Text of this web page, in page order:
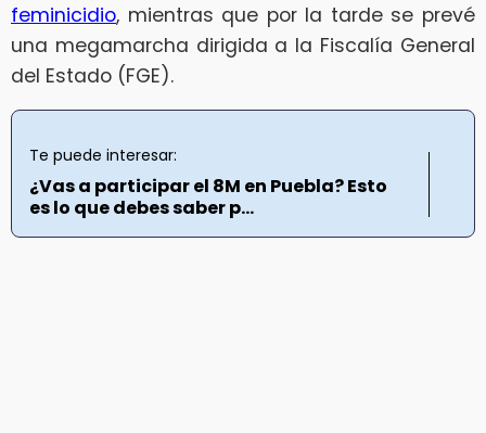
feminicidio, mientras que por la tarde se prevé
una megamarcha dirigida a la Fiscalía General
del Estado (FGE).
Te puede interesar:
¿Vas a participar el 8M en Puebla? Esto
es lo que debes saber p...